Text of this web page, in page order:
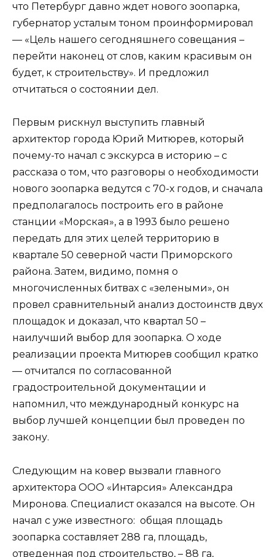
что Петербург давно ждет нового зоопарка,
губернатор усталым тоном проинформировал
— «Цель нашего сегодняшнего совещания –
перейти наконец от слов, каким красивым он
будет, к строительству». И предложил
отчитаться о состоянии дел.
Первым рискнул выступить главный
архитектор города Юрий Митюрев, который
почему-то начал с экскурса в историю – с
рассказа о том, что разговоры о необходимости
нового зоопарка ведутся с 70-х годов, и сначала
предполагалось построить его в районе
станции «Морская», а в 1993 было решено
передать для этих целей территорию в
квартале 50 северной части Приморского
района. Затем, видимо, помня о
многочисленных битвах с «зелеными», он
провел сравнительный анализ достоинств двух
площадок и доказал, что квартал 50 –
наилучший выбор для зоопарка. О ходе
реализации проекта Митюрев сообщил кратко
— отчитался по согласованной
градостроительной документации и
напомнил, что международный конкурс на
выбор лучшей концепции был проведен по
закону.
Следующим на ковер вызвали главного
архитектора ООО «Интарсия» Александра
Миронова. Специалист оказался на высоте. Он
начал с уже известного: общая площадь
зоопарка составляет 288 га, площадь,
отведенная под строительство, – 88 га,